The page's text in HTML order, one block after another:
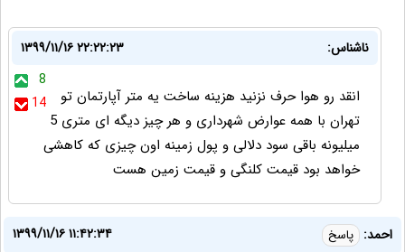
ناشناس:
۱۳۹۹/۱۱/۱۶ ۲۲:۲۲:۲۳
8
14
انقد رو هوا حرف نزنید هزینه ساخت یه متر آپارتمان تو
تهران با همه عوارض شهرداری و هر چیز دیگه ای متری 5
میلیونه باقی سود دلالی و پول زمینه اون چیزی که کاهشی
خواهد بود قیمت کلنگی و قیمت زمین هست
احمد: پاسخ ۱۳۹۹/۱۱/۱۶ ۱۱:۴۲:۳۴